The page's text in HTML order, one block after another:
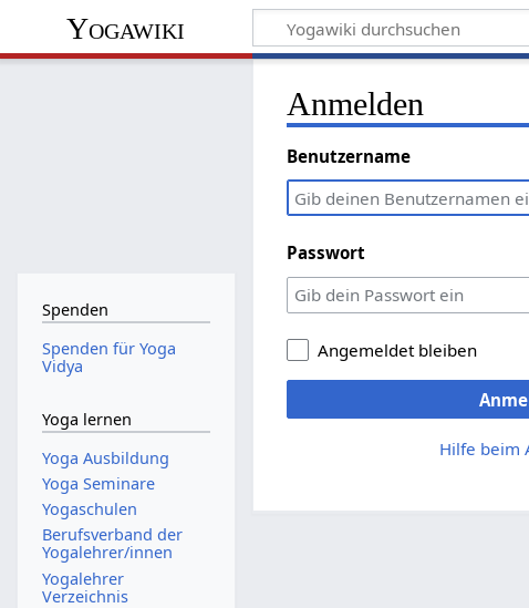
Yogawiki
Anmelden
Benutzername
Passwort
Angemeldet bleiben
Hilfe beim
Spenden
Spenden für Yoga
Vidya
Yoga lernen
Yoga Ausbildung
Yoga Seminare
Yogaschulen
Berufsverband der
Yogalehrer/innen
Yogalehrer
Verzeichnis